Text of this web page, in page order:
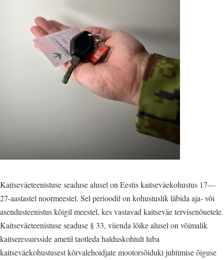
Kaitseväeteenistuse seaduse alusel on Eestis kaitseväekohustus 17—
27-aastastel noormeestel. Sel perioodil on kohustuslik läbida aja- või
asendusteenistus kõigil meestel, kes vastavad kaitseväe tervisenõuetele.
Kaitseväeteenistuse seaduse § 33, viienda lõike alusel on võimalik
kaitseressursside ametil taotleda halduskohtult luba
kaitseväekohustusest kõrvalehoidjate mootorsõiduki juhtimise õiguse